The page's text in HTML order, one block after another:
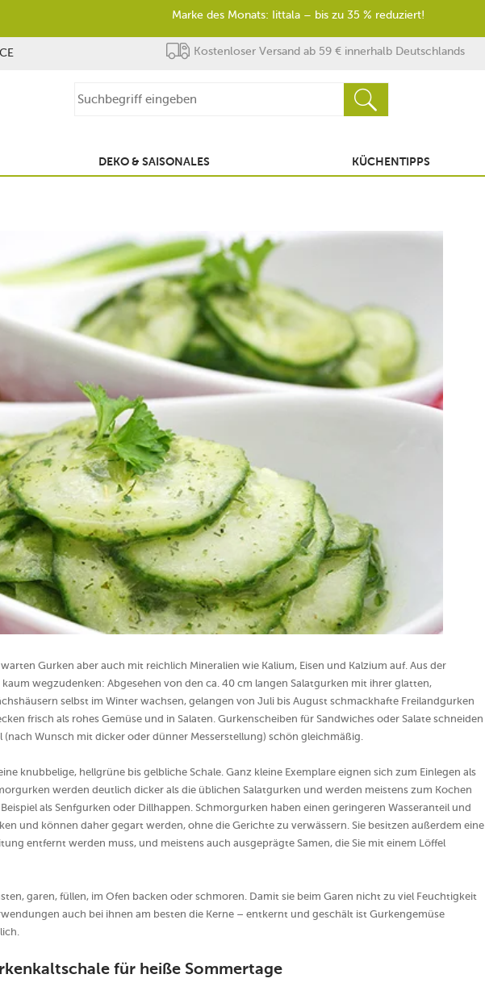
Kostenloser Versand ab 59 € innerhalb Deutschlands
DEKO & SAISONALES KÜCHENTIPPS
Gurken aber auch mit reichlich Mineralien wie Kalium, Eisen und Kalzium auf. Aus der
wegzudenken: Abgesehen von den ca. 40 cm langen Salatgurken mit ihrer glatten,
selbst im Winter wachsen, gelangen von Juli bis August schmackhafte Freilandgurken
frisch als rohes Gemüse und in Salaten. Gurkenscheiben für Sandwiches oder Salate schneiden
(nach Wunsch mit dicker oder dünner Messerstellung) schön gleichmäßig.
knubbelige, hellgrüne bis gelbliche Schale. Ganz kleine Exemplare eignen sich zum Einlegen als
werden deutlich dicker als die üblichen Salatgurken und werden meistens zum Kochen
als Senfgurken oder Dillhappen. Schmorgurken haben einen geringeren Wasseranteil und
und können daher gegart werden, ohne die Gerichte zu verwässern. Sie besitzen außerdem eine
entfernt werden muss, und meistens auch ausgeprägte Samen, die Sie mit einem Löffel
garen, füllen, im Ofen backen oder schmoren. Damit sie beim Garen nicht zu viel Feuchtigkeit
auch bei ihnen am besten die Kerne – entkernt und geschält ist Gurkengemüse
für heiße Sommertage
Marke des Monats: Iittala – bis zu 35 % reduziert!